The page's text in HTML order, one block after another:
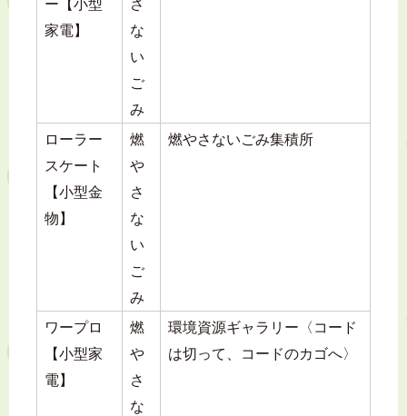
ー【小型
家電】
さ
な
い
ご
み
ローラー
スケート
【小型金
物】
燃
や
さ
な
い
ご
み
燃やさないごみ集積所
ワープロ
【小型家
電】
燃
や
さ
な
環境資源ギャラリー〈コード
は切って、コードのカゴへ〉